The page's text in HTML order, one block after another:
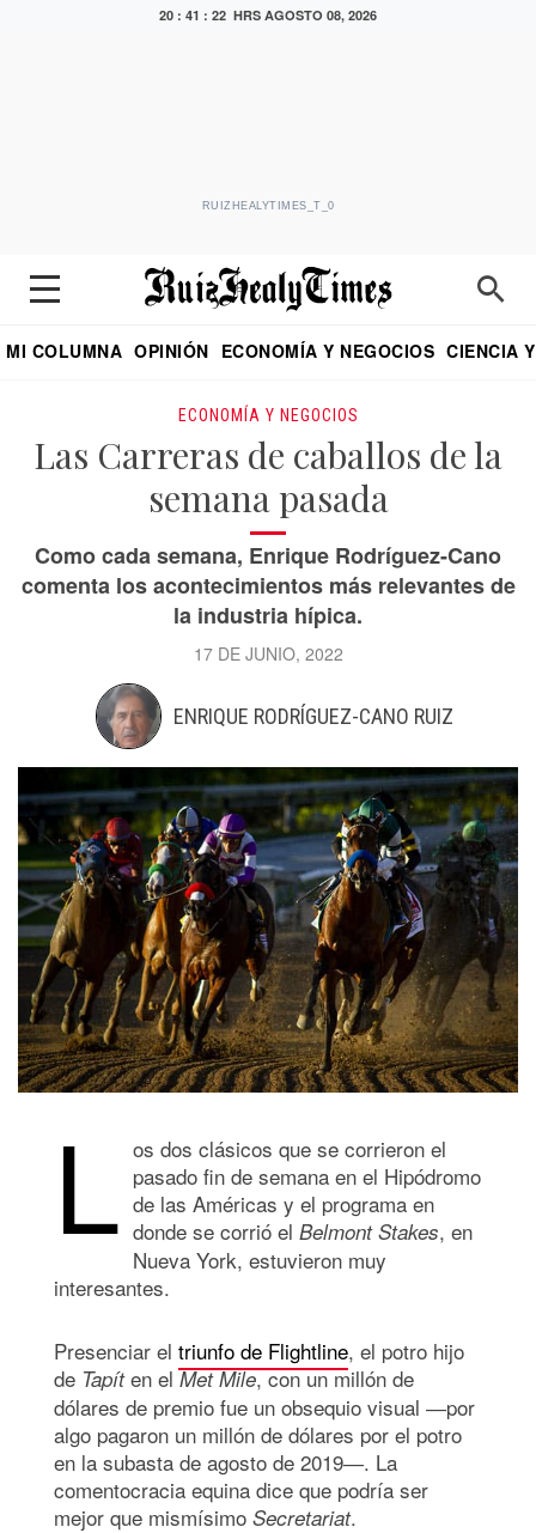
20 : 41 : 23 HRS AGOSTO 08, 2026
RUIZHEALYTIMES_T_0
MI COLUMNA OPINIÓN ECONOMÍA Y NEGOCIOS CIENCIA
ECONOMÍA Y NEGOCIOS
Las Carreras de caballos de la
semana pasada
Como cada semana, Enrique Rodríguez-Cano
comenta los acontecimientos más relevantes de
la industria hípica.
17 DE JUNIO, 2022
ENRIQUE RODRÍGUEZ-CANO RUIZ
L os dos clásicos que se corrieron el
pasado fin de semana en el Hipódromo
de las Américas y el programa en
donde se corrió el Belmont Stakes, en
Nueva York, estuvieron muy
interesantes.
Presenciar el triunfo de Flightline, el potro hijo
de Tapíten elMet Mile, con un millón de
dólares de premio fue un obsequio visual ―por
algo pagaron un millón de dólares por el potro
en la subasta de agosto de 2019―. La
comentocracia equina dice que podría ser
mejor que mismísimo Secretariat.